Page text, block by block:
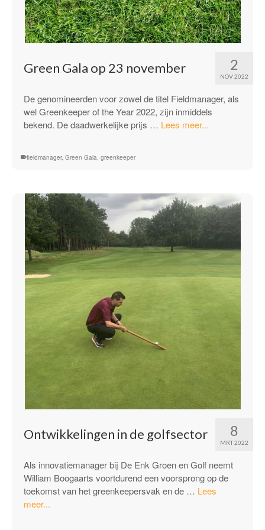
2
NOV 2022
Green Gala op 23 november
De genomineerden voor zowel de titel Fieldmanager, als
wel Greenkeeper of the Year 2022, zijn inmiddels
bekend. De daadwerkelijke prijs … Lees meer...
fieldmanager, Green Gala, greenkeeper
8
MRT 2022
Ontwikkelingen in de golfsector
Als innovatiemanager bij De Enk Groen en Golf neemt
William Boogaarts voortdurend een voorsprong op de
toekomst van het greenkeepersvak en de … Lees
meer...